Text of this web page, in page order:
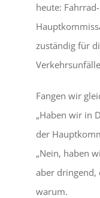
heute:
zuständig für
Fangen wir
„Haben wir in
der
„Nein, haben
aber dringend,
warum.